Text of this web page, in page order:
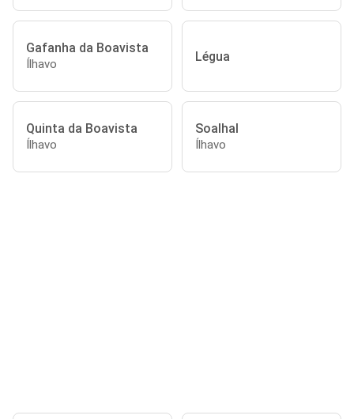
Gafanha da Boavista
Ílhavo Légua
Quinta da Boavista
Ílhavo
Soalhal
Ílhavo